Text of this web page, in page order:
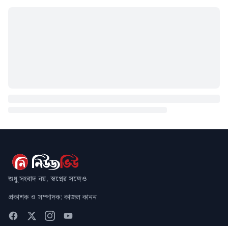
শুধু সংবাদ নয়, স্বপ্নের সঙ্গেও
প্রকাশক ও সম্পাদক: কাজল কানন